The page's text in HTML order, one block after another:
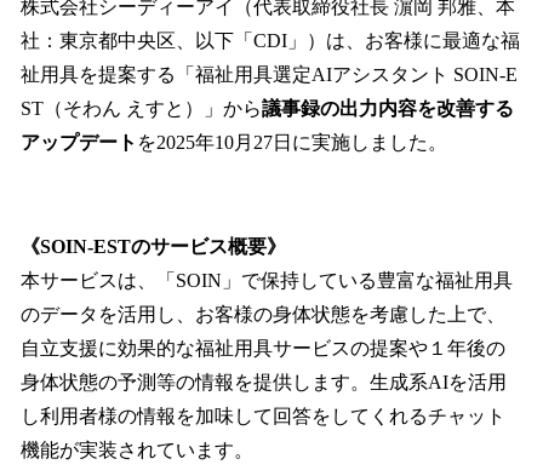
！
を
読
み
込
み
す
株式会社シーディーアイ（代表取締役社長 濵岡 邦雅、本
社：東京都中央区、以下「CDI」）は、お客様に最適な福
祉用具を提案する「福祉用具選定AIアシスタント SOIN-E
ST（そわん えすと）」から議事録の出力内容を改善する
アップデート を2025年10月27日に実施しました。
《SOIN-ESTのサービス概要》
本サービスは、「SOIN」で保持している豊富な福祉用具
のデータを活用し、お客様の身体状態を考慮した上で、
自立支援に効果的な福祉用具サービスの提案や１年後の
身体状態の予測等の情報を提供します。生成系AIを活用
し利用者様の情報を加味して回答をしてくれるチャット
機能が実装されています。